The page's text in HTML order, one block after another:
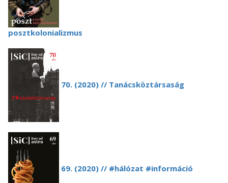
posztkolonializmus
70. (2020) // Tanácsköztársaság
69. (2020) // #hálózat #információ